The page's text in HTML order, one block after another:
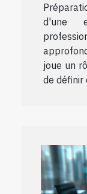
d'une
joue un
de définir